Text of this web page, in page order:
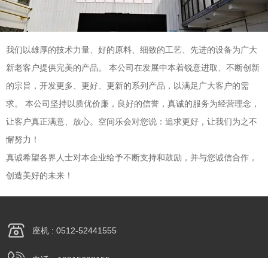
我们以雄厚的技术力量、好的原料、细致的工艺、先进的设备为广大
新老客户提供完美的产品。 本公司在发展中本着锐意进取、不断创新
的宗旨，开发更多、更好、更新的系列产品，以满足广大客户的需
求。 本公司坚持以质优价廉，良好的信誉，真诚的服务为经营理念，
让客户真正满意、放心。空间乐会对您说：追求更好，让我们为之不
懈努力！
真诚希望各界人士对本企业给予不断支持和鼓励，并与您诚信合作，
创造美好的未来！
座机 : 0512-52441555